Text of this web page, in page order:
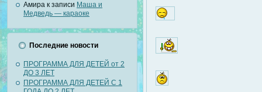
Амира к записи Маша и
Медведь — караоке
Последние новости
ПРОГРАММА ДЛЯ ДЕТЕЙ от 2
ДО 3 ЛЕТ
ПРОГРАММА ДЛЯ ДЕТЕЙ С 1